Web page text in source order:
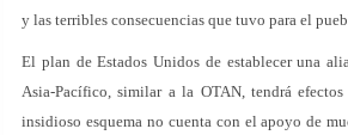
y las terribles consecuencias que tuvo para el
El plan de Estados Unidos de establecer una
Asia-Pacífico, similar a la OTAN, tendrá efectos
insidioso esquema no cuenta con el apoyo de